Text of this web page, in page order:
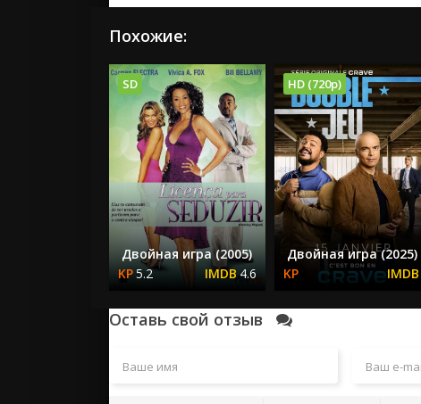
Похожие:
SD
Двойная игра (2005)
5.2
4.6
HD (720p)
Двойная игра (2025)
Оставь свой отзыв